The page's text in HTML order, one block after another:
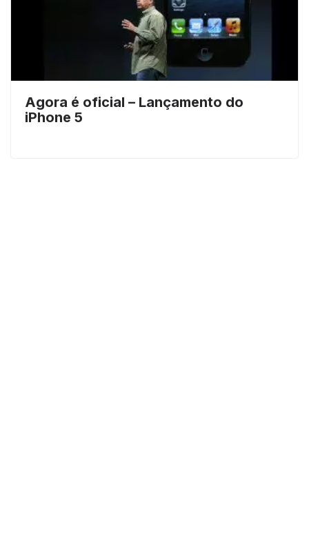
Agora é oficial – Lançamento do
iPhone 5